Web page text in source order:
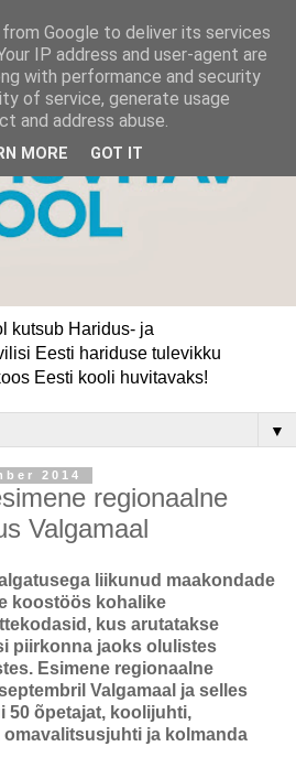
kutsub Haridus- ja
Eesti hariduse tulevikku
Eesti kooli huvitavaks!
▼
2014
regionaalne
Valgamaal
liikunud maakondade
koostöös kohalike
kus arutatakse
piirkonna jaoks olulistes
Esimene regionaalne
Valgamaal ja selles
50 õpetajat, koolijuhti,
omavalitsusjuhti ja kolmanda
Google to deliver its services
IP address and user-agent are
with performance and security
of service, generate usage
and address abuse.
MORE GOT IT